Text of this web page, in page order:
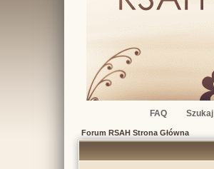
FAQ Szukaj
Forum RSAH Strona Główna